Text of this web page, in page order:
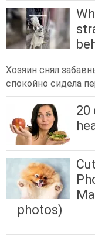
Хозяин снял
спокойно сидела
20
photos)